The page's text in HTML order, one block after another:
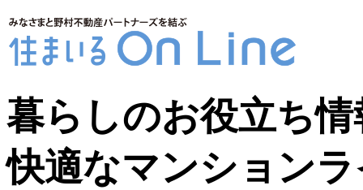
暮らしのお役立ち
快適なマンション